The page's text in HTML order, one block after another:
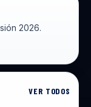
2026.
VER TODOS